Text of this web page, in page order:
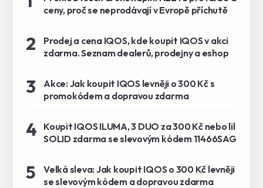
ceny, proč se neprodávají v Evropě příchutě
2
Prodej a cena IQOS, kde koupit IQOS v akci
zdarma. Seznam dealerů, prodejny a eshop
3
Akce: Jak koupit IQOS levněji o 300 Kč s
promokódem a dopravou zdarma
4
Koupit IQOS ILUMA, 3 DUO za 300 Kč nebo lil
SOLID zdarma se slevovým kódem 11466SAG
5
Velká sleva: Jak koupit IQOS o 300 Kč levněji
se slevovým kódem a dopravou zdarma